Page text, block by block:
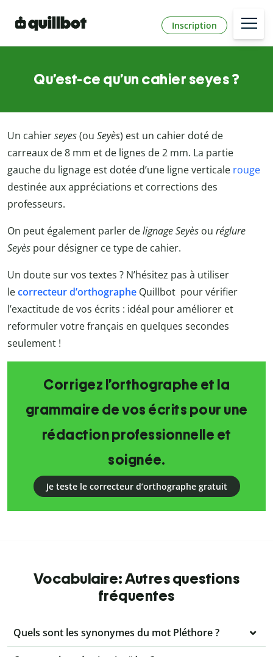
Inscription
Qu’est-ce qu’un cahier seyes ?
Un cahierseyes(ou Seyès) est un cahier doté de
carreaux de 8 mm et de lignes de 2 mm. La partie
gauche du lignage est dotée d’une ligne verticale rouge
destinée aux appréciations et corrections des
professeurs.
On peut également parler delignage Seyès ou réglure
Seyès pour désigner ce type de cahier.
Un doute sur vos textes ? N’hésitez pas à utiliser
lecorrecteur d’orthographe Quillbot pour vérifier
l’exactitude de vos écrits : idéal pour améliorer et
reformuler votre français en quelques secondes
seulement !
Corrigez l’orthographe et la
grammaire de vos écrits pour une
rédaction professionnelle et
soignée.
Je teste le correcteur d’orthographe gratuit
Vocabulaire: Autres questions
fréquentes
Quels sont les synonymes du mot Pléthore ?